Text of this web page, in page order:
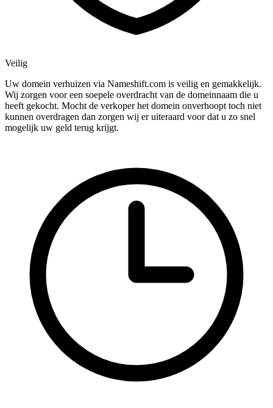
Veilig
Uw domein verhuizen via Nameshift.com is veilig en gemakkelijk.
Wij zorgen voor een soepele overdracht van de domeinnaam die u
heeft gekocht. Mocht de verkoper het domein onverhoopt toch niet
kunnen overdragen dan zorgen wij er uiteraard voor dat u zo snel
mogelijk uw geld terug krijgt.